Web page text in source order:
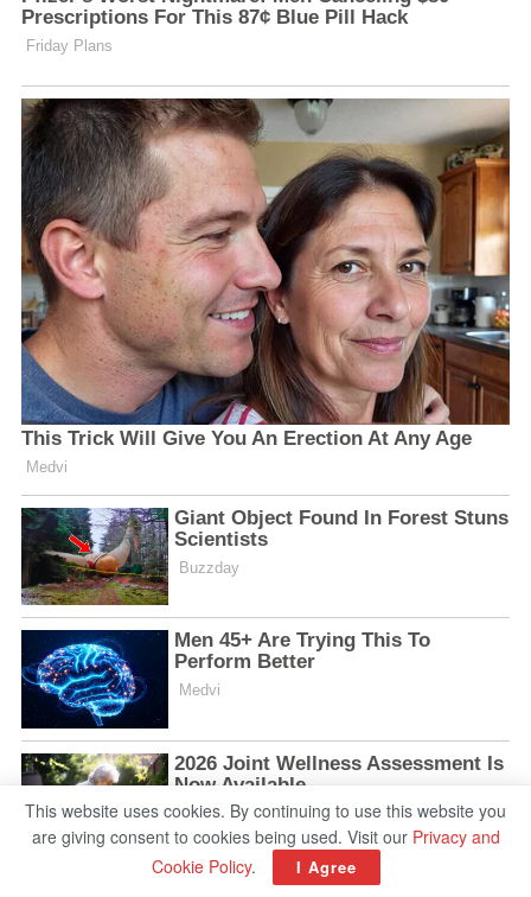
This website uses cookies. By continuing to use this website you
are giving consent to cookies being used. Visit our Privacy and
Cookie Policy. I Agree